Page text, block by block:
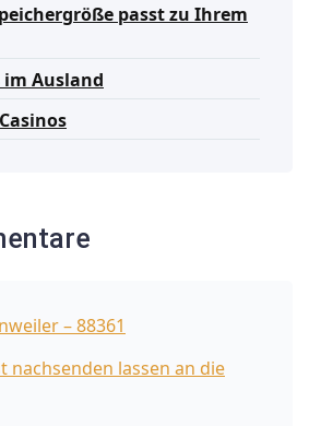
passt zu Ihrem
im Ausland
– 88361
nachsenden lassen an die